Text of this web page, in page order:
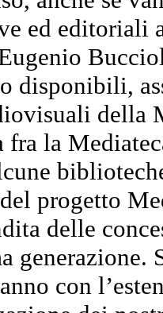
ed editoriali
disponibili,
della
la
progetto
delle
con